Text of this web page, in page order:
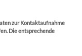
zur Kontaktaufnahme
Die entsprechende